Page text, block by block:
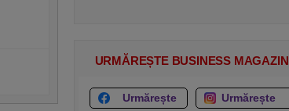
URMĂREȘTE BUSINESS MAGAZIN
Urmărește Urmărește